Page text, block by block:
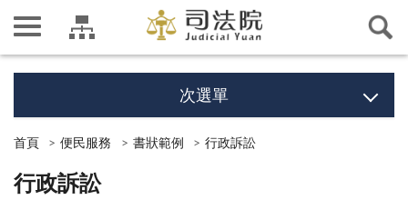
次選單
首頁 便民服務 書狀範例 行政訴訟
行政訴訟